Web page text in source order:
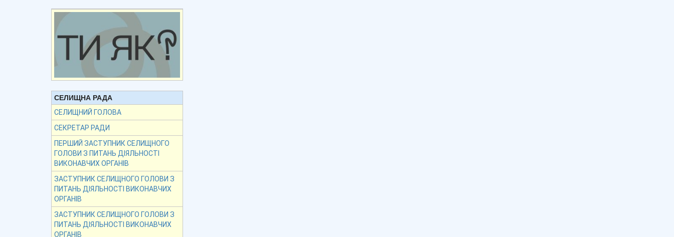
СЕЛИЩНА РАДА
СЕЛИЩНИЙ ГОЛОВА
СЕКРЕТАР РАДИ
ПЕРШИЙ ЗАСТУПНИК СЕЛИЩНОГО
ГОЛОВИ З ПИТАНЬ ДІЯЛЬНОСТІ
ВИКОНАВЧИХ ОРГАНІВ
ЗАСТУПНИК СЕЛИЩНОГО ГОЛОВИ З
ПИТАНЬ ДІЯЛЬНОСТІ ВИКОНАВЧИХ
ОРГАНІВ
ЗАСТУПНИК СЕЛИЩНОГО ГОЛОВИ З
ПИТАНЬ ДІЯЛЬНОСТІ ВИКОНАВЧИХ
ОРГАНІВ